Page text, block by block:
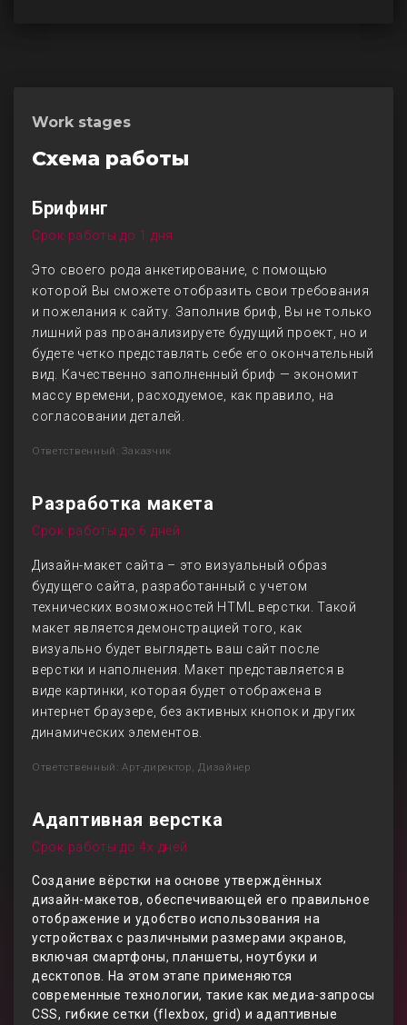
Work stages
Схема работы
Брифинг
Срок работы до 1 дня
Это своего рода анкетирование, с помощью
которой Вы сможете отобразить свои требования
и пожелания к сайту. Заполнив бриф, Вы не только
лишний раз проанализируете будущий проект, но и
будете четко представлять себе его окончательный
вид. Качественно заполненный бриф — экономит
массу времени, расходуемое, как правило, на
согласовании деталей.
Ответственный: Заказчик
Разработка макета
Срок работы до 6 дней
Дизайн-макет сайта – это визуальный образ
будущего сайта, разработанный с учетом
технических возможностей HTML верстки. Такой
макет является демонстрацией того, как
визуально будет выглядеть ваш сайт после
верстки и наполнения. Макет представляется в
виде картинки, которая будет отображена в
интернет браузере, без активных кнопок и других
динамических элементов.
Ответственный: Арт-директор, Дизайнер
Адаптивная верстка
Срок работы до 4х дней
Создание вёрстки на основе утверждённых
дизайн-макетов, обеспечивающей его правильное
отображение и удобство использования на
устройствах с различными размерами экранов,
включая смартфоны, планшеты, ноутбуки и
десктопов. На этом этапе применяются
современные технологии, такие как медиа-запросы
CSS, гибкие сетки (flexbox, grid) и адаптивные